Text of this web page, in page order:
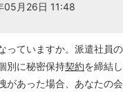
05月26日 11:48
っていますか。派遣社員
別に秘密保持契約を締結
があった場合、あなたの